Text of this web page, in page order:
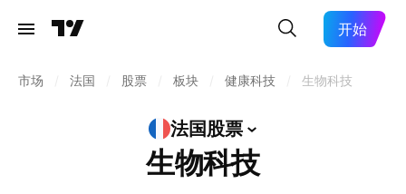
开始
市场 法国 股票 板块 健康科技 生物科技
法国股票
生物科技